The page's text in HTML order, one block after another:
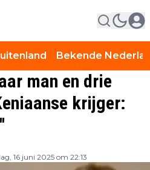
Bekende
man en drie
krijger:
16 juni 2025 om 22:13